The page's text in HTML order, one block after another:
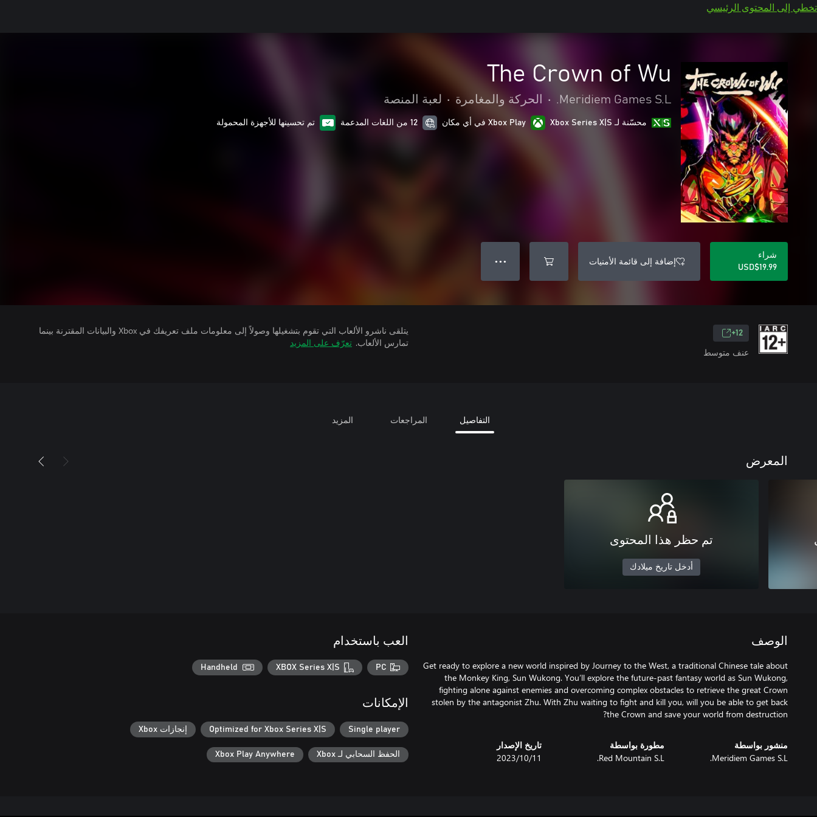
تخطي إلى المحتوى الرئيسي
The Crown of Wu
Meridiem Games S.L.
• الحركة والمغامرة • لعبة المنصة
محسّنة لـ Xbox Series X|S Xbox Play في أي مكان 12 من اللغات المدعمة تم تحسينها للأجهزة المحمولة
شراء
USD$19.99
إضافة إلى قائمة الأمنيات ● ● ●
12+
عنف متوسط
يتلقى ناشرو الألعاب التي تقوم بتشغيلها وصولاً إلى معلومات ملف تعريفك في Xbox والبيانات المقترنة بينما
تمارس الألعاب. تعرّف على المزيد
التفاصيل المراجعات المزيد
المعرض
تم حظر هذا المحتوى
أدخل تاريخ ميلادك
الوصف
Get ready to explore a new world inspired by Journey to the West, a traditional Chinese tale about
the Monkey King, Sun Wukong. You’ll explore the future-past fantasy world as Sun Wukong,
fighting alone against enemies and overcoming complex obstacles to retrieve the great Crown
stolen by the antagonist Zhu. With Zhu waiting to fight and kill you, will you be able to get back
the Crown and save your world from destruction?
منشور بواسطة
Meridiem Games S.L.
مطورة بواسطة
Red Mountain S.L.
تاريخ الإصدار
11‏/10‏/2023
العب باستخدام
PC
XBOX Series X|S
Handheld
الإمكانات
Single player
Optimized for Xbox Series X|S إنجازات Xbox
الحفظ السحابي لـ Xbox Xbox Play Anywhere